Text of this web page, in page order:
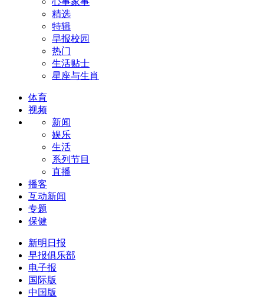
精选
特辑
早报校园
热门
生活贴士
星座与生肖
体育
视频
新闻
娱乐
生活
系列节目
直播
播客
互动新闻
专题
保健
新明日报
早报俱乐部
电子报
国际版
中国版